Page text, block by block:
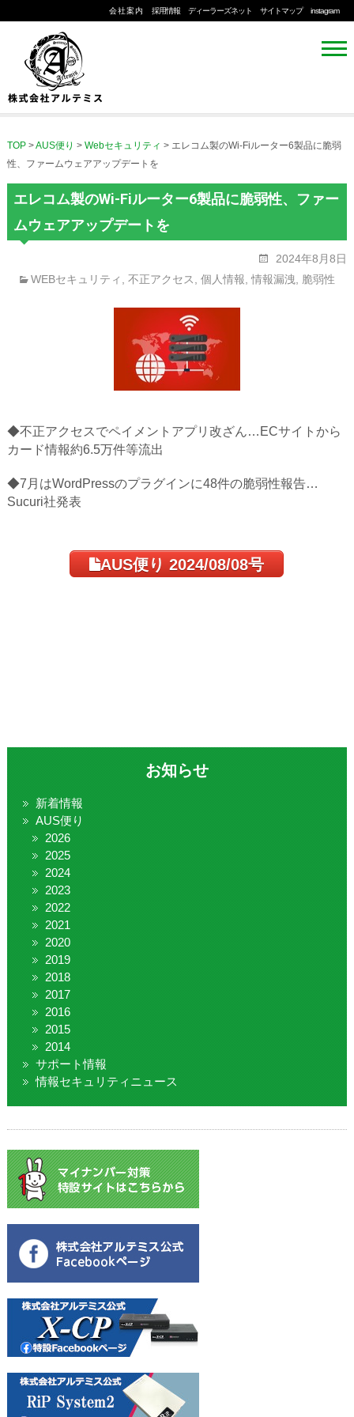
会社案内 採用情報 ディーラーズネット サイトマップ instagram
TOP>AUS便り > Webセキュリティ > エレコム製のWi-Fiルーター6製品に脆弱
性、ファームウェアアップデートを
エレコム製のWi-Fiルーター6製品に脆弱性、ファー
ムウェアアップデートを
2024年8月8日
WEBセキュリティ
,不正アクセス ,個人情報 ,情報漏洩 脆弱性
◆不正アクセスでペイメントアプリ改ざん…ECサイトから
カード情報約6.5万件等流出
◆7月はWordPressのプラグインに48件の脆弱性報告…
Sucuri社発表
AUS便り 2024/08/08号
お知らせ
新着情報
AUS便り
2026
2025
2024
2023
2022
2021
2020
2019
2018
2017
2016
2015
2014
サポート情報
情報セキュリティニュース